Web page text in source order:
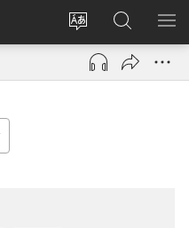
Hiova
fiteny
Hiditra
(manokatra
rohy)
ato
Amin’ny